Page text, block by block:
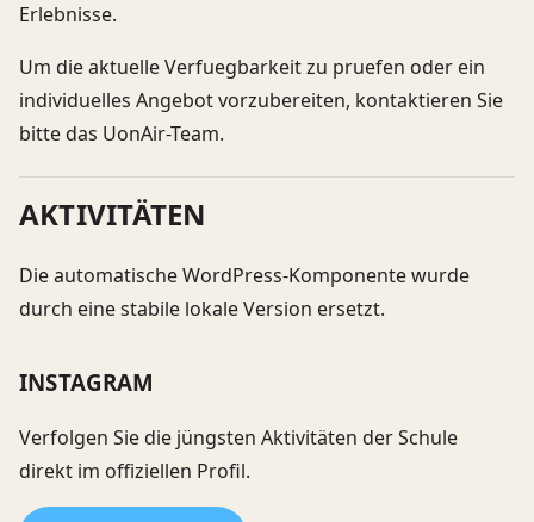
Erlebnisse.
Um die aktuelle Verfuegbarkeit zu pruefen oder ein
individuelles Angebot vorzubereiten, kontaktieren Sie
bitte das UonAir-Team.
AKTIVITÄTEN
Die automatische WordPress-Komponente wurde
durch eine stabile lokale Version ersetzt.
INSTAGRAM
Verfolgen Sie die jüngsten Aktivitäten der Schule
direkt im offiziellen Profil.